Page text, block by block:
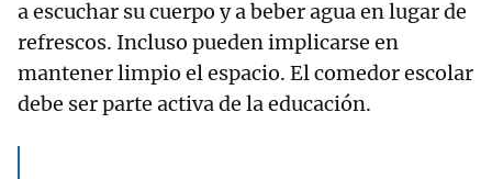
a escuchar su cuerpo y a beber agua en lugar de
refrescos. Incluso pueden implicarse en
mantener limpio el espacio. El comedor escolar
debe ser parte activa de la educación.